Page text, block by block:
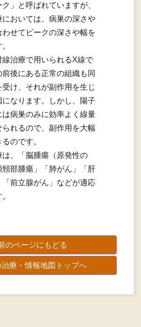
」と呼ばれていますが、
においては、病巣の深さや
わせてビークの深さや幅を
線治療で用いられるX線で
前後にある正常の組織も同
受け、それが副作用を生じ
になります。しかし、陽子
は病巣のみに効率よく線量
られるので、副作用を大幅
のです。
は、「脳腫瘍（原発性の
頸部腫瘍」「肺がん」「肝
「前立腺がん」などが適応
のページにもどる
治療・情報地図トップへ